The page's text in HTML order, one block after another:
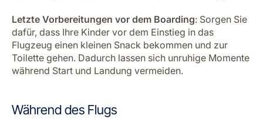
Letzte Vorbereitungen vor dem Boarding: Sorgen Sie
dafür, dass Ihre Kinder vor dem Einstieg in das
Flugzeug einen kleinen Snack bekommen und zur
Toilette gehen. Dadurch lassen sich unruhige Momente
während Start und Landung vermeiden.
Während des Flugs